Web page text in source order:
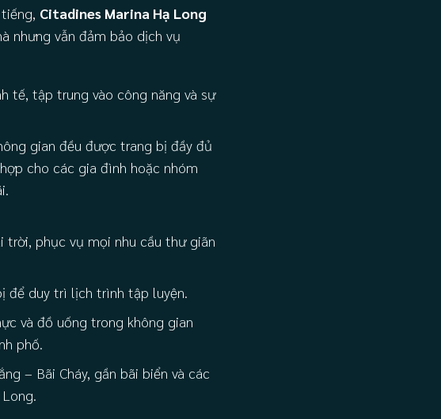
Citadines Marina Hạ Long
nhưng vẫn đảm bảo dịch vụ
tế, tập trung vào công năng và sự
gian đều được trang bị đầy đủ
cho các gia đình hoặc nhóm
trời, phục vụ mọi nhu cầu thư giãn
để duy trì lịch trình tập luyện.
và đồ uống trong không gian
phố.
– Bãi Cháy, gần bãi biển và các